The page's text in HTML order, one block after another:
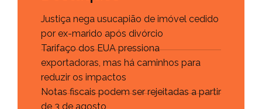
Justiça nega usucapião de imóvel cedido
por ex-marido após divórcio
Tarifaço dos EUA pressiona
exportadoras, mas há caminhos para
reduzir os impactos
Notas fiscais podem ser rejeitadas a partir
de 3 de agosto